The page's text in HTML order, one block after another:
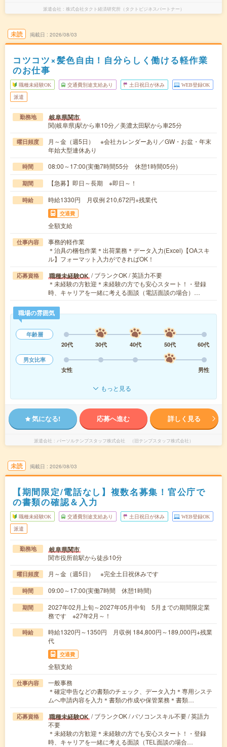
派遣会社 株式会社タクト経済研究所（タクトビジネスパートナー）
未読 掲載日 2026/08/03
コツコツ×髪色自由！自分らしく働ける軽作業
のお仕事
職種未経験OK 交通費別途支給あり 土日祝日が休み WEB登録OK
派遣
勤務地 岐阜県関市
関(岐阜県)駅から車10分／美濃太田駅から車25分
曜日頻度
月～金（週5日） ※会社カレンダーあり／GW・お盆・年末
年始大型連休あり
時間 08:00～17:00(実働7時間55分 休憩1時間05分)
期間 【急募】即日～長期 ※即日～！
時給 時給1330円 月収例 210,672円+残業代
交通費
全額支給
仕事内容
事務的軽作業
＊治具の梱包作業＊出荷業務＊データ入力(Excel)【OAスキ
ル】フォーマット入力ができればOK！
応募資格 職種未経験OK / ブランクOK / 英語力不要
＊未経験の方歓迎＊未経験の方でも安心スタート！・登録
時、キャリアを一緒に考える面談（電話面談の場合）…
職場の雰囲気
年齢層
20代
30代 40代 50代
60代
男女比率
女性
男性
もっと見る
気になる! 応募へ進む 詳しく見る
派遣会社 パーソルテンプスタッフ株式会社 （旧テンプスタッフ株式会社）
未読 掲載日 2026/08/03
【期間限定/電話なし】複数名募集！官公庁で
の書類の確認＆入力
職種未経験OK 交通費別途支給あり 土日祝日が休み WEB登録OK
派遣
勤務地 岐阜県関市
関市役所前駅から徒歩10分
曜日頻度 月～金（週5日） ※完全土日祝休みです
時間 09:00～17:00(実働7時間 休憩1時間)
期間
2027年02月上旬～2027年05月中旬 5月までの期間限定業
務です ※27年2月～！
時給
時給1320円～1350円 月収例 184,800円～189,000円+残業
代
交通費
全額支給
仕事内容
一般事務
＊確定申告などの書類のチェック、データ入力＊専用システ
ムへ申請内容を入力＊書類の作成や保管業務＊書類…
応募資格 職種未経験OK / ブランクOK / パソコンスキル不要 / 英語力
不要
＊未経験の方歓迎＊未経験の方でも安心スタート！・登録
時、キャリアを一緒に考える面談（TEL面談の場合…